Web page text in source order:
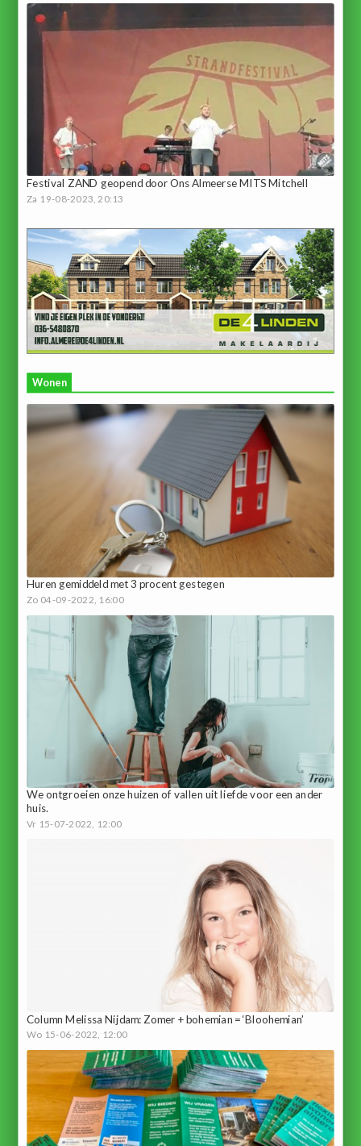
Festival ZAND geopend door Ons Almeerse MITS Mitchell
Za 19-08-2023, 20:13
Wonen
Huren gemiddeld met 3 procent gestegen
Zo 04-09-2022, 16:00
We ontgroeien onze huizen of vallen uit liefde voor een ander
huis.
Vr 15-07-2022, 12:00
Column Melissa Nijdam: Zomer + bohemian = ‘Bloohemian’
Wo 15-06-2022, 12:00